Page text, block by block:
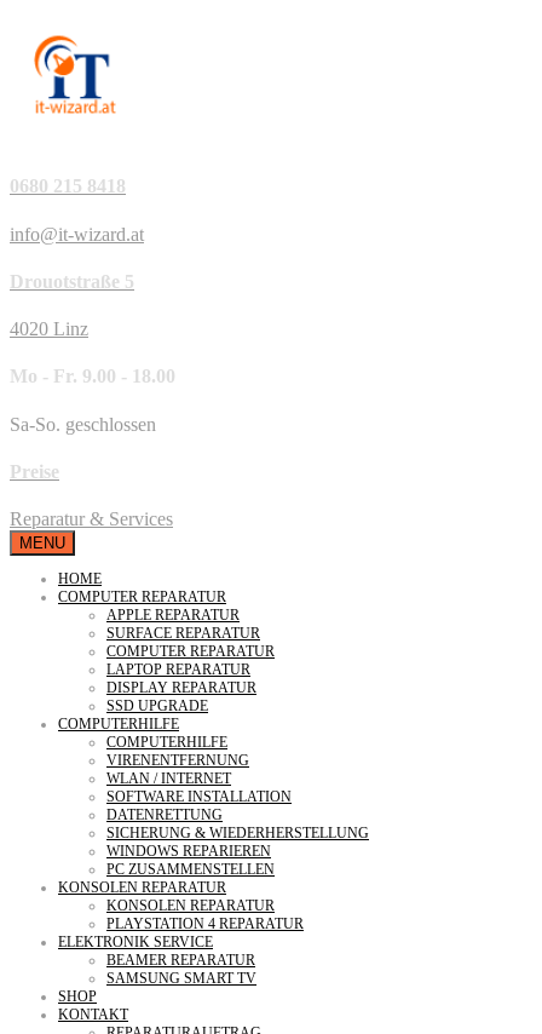
0680 215 8418
info@it-wizard.at
Drouotstraße 5
4020 Linz
Mo - Fr. 9.00 - 18.00
Sa-So. geschlossen
Preise
Reparatur & Services
MENU
HOME
COMPUTER REPARATUR
APPLE REPARATUR
SURFACE REPARATUR
COMPUTER REPARATUR
LAPTOP REPARATUR
DISPLAY REPARATUR
SSD UPGRADE
COMPUTERHILFE
COMPUTERHILFE
VIRENENTFERNUNG
WLAN / INTERNET
SOFTWARE INSTALLATION
DATENRETTUNG
SICHERUNG & WIEDERHERSTELLUNG
WINDOWS REPARIEREN
PC ZUSAMMENSTELLEN
KONSOLEN REPARATUR
KONSOLEN REPARATUR
PLAYSTATION 4 REPARATUR
ELEKTRONIK SERVICE
BEAMER REPARATUR
SAMSUNG SMART TV
SHOP
KONTAKT